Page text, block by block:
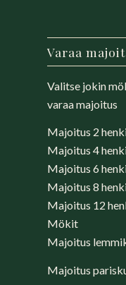
Varaa
Valitse jokin
varaa majoitus
Majoitus 2
Majoitus 4
Majoitus 6
Majoitus 8
Majoitus 12
Mökit
Majoitus
Majoitus